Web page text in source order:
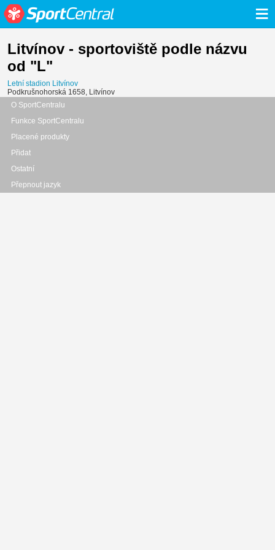
≡
Litvínov - sportoviště podle názvu
od "L"
Letní stadion Litvínov
Podkrušnohorská 1658, Litvínov
O SportCentralu
Funkce SportCentralu
Placené produkty
Přidat
Ostatní
Přepnout jazyk